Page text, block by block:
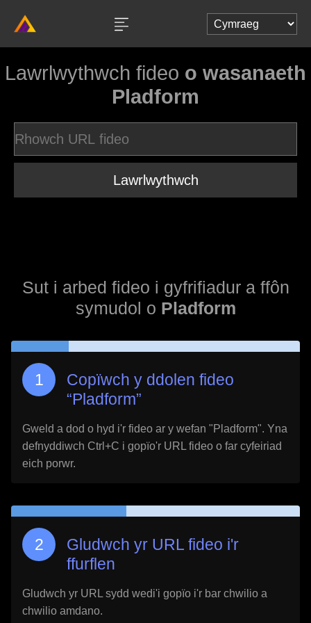
Lawrlwythwch fideo o wasanaeth
Pladform
Lawrlwythwch
Sut i arbed fideo i gyfrifiadur a ffôn
symudol o Pladform
Copïwch y ddolen fideo
“Pladform”
Gweld a dod o hyd i'r fideo ar y wefan "Pladform". Yna
defnyddiwch Ctrl+C i gopïo'r URL fideo o far cyfeiriad
eich porwr.
Gludwch yr URL fideo i'r
ffurflen
Gludwch yr URL sydd wedi'i gopïo i'r bar chwilio a
chwilio amdano.